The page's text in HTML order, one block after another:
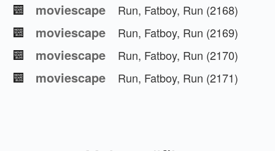
moviescape Run, Fatboy, Run (2168)
moviescape Run, Fatboy, Run (2169)
moviescape Run, Fatboy, Run (2170)
moviescape Run, Fatboy, Run (2171)